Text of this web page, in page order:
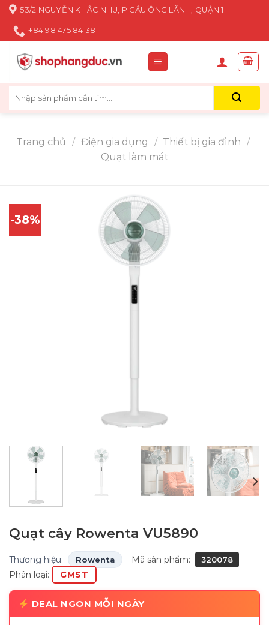
Skip
content
53/2 NGUYỄN KHẮC NHU, P.CẦU ÔNG LÃNH, QUẬN 1
+84 98 475 84 38
kiếm:
Trang chủ / Điện gia dụng / Thiết bị gia đình /
Quạt làm mát
-38%
Quạt cây Rowenta VU5890
Thương hiệu: Rowenta Mã sản phẩm: 320078
Phân loại: GMST
DEAL NGON MỖI NGÀY